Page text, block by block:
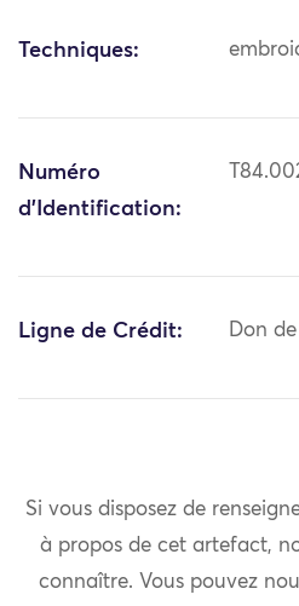
Techniques:
Numéro
d'Identification:
Ligne de Crédit: Don
Si vous disposez de
à propos de cet artefact,
connaître. Vous pouvez